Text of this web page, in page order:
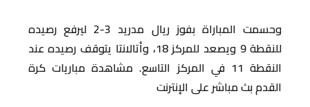
وحسمت المباراة بفوز ريال مدريد 3-2 ليرفع رصيده
للنقطة 9 ويصعد للمركز 18، وأتالانتا يتوقف رصيده عند
النقطة 11 في المركز التاسع. مشاهدة مباريات كرة
القدم بث مباشر على الإنترنت